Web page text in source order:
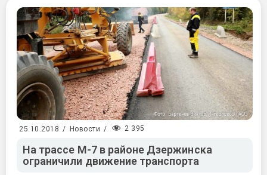
25.10.2018 / Новости / 2 395
На трассе М-7 в районе Дзержинска
ограничили движение транспорта